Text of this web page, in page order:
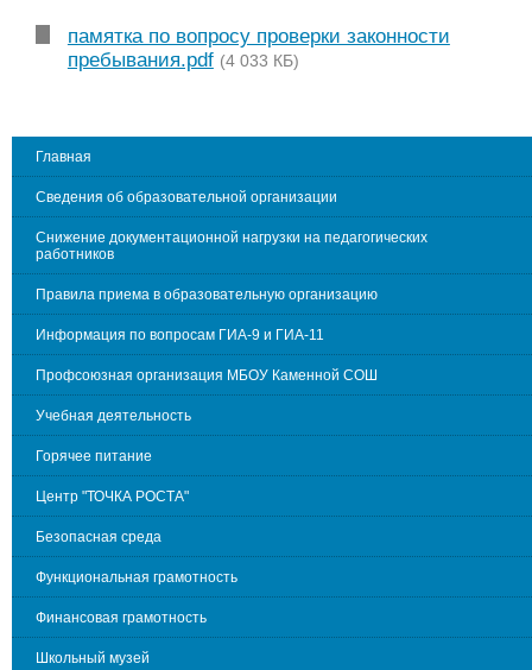
памятка по вопросу проверки законности
пребывания.pdf (4 033 КБ)
Главная
Сведения об образовательной организации
Снижение документационной нагрузки на педагогических
работников
Правила приема в образовательную организацию
Информация по вопросам ГИА-9 и ГИА-11
Профсоюзная организация МБОУ Каменной СОШ
Учебная деятельность
Горячее питание
Центр "ТОЧКА РОСТА"
Безопасная среда
Функциональная грамотность
Финансовая грамотность
Школьный музей